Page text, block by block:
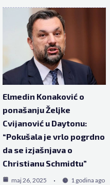
Elmedin Konaković o
ponašanju Željke
Cvijanović u Daytonu:
“Pokušala je vrlo pogrdno
da se izjašnjava o
Christianu Schmidtu”
maj 26, 2025 1 godina ago